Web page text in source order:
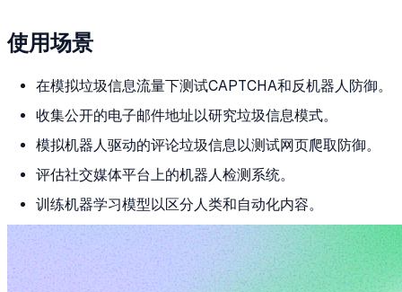
使用场景
在模拟垃圾信息流量下测试CAPTCHA和反机器人防御。
收集公开的电子邮件地址以研究垃圾信息模式。
模拟机器人驱动的评论垃圾信息以测试网页爬取防御。
评估社交媒体平台上的机器人检测系统。
训练机器学习模型以区分人类和自动化内容。